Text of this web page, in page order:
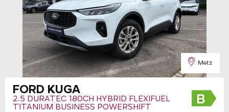
Metz
FORD KUGA
2.5 DURATEC 180CH HYBRID FLEXIFUEL
TITANIUM BUSINESS POWERSHIFT